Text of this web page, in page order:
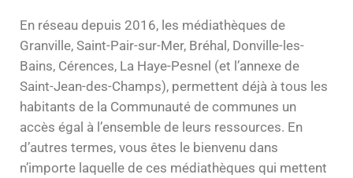
En réseau depuis 2016, les médiathèques de
Granville, Saint-Pair-sur-Mer, Bréhal, Donville-les-
Bains, Cérences, La Haye-Pesnel (et l’annexe de
Saint-Jean-des-Champs), permettent déjà à tous les
habitants de la Communauté de communes un
accès égal à l’ensemble de leurs ressources. En
d’autres termes, vous êtes le bienvenu dans
n’importe laquelle de ces médiathèques qui mettent